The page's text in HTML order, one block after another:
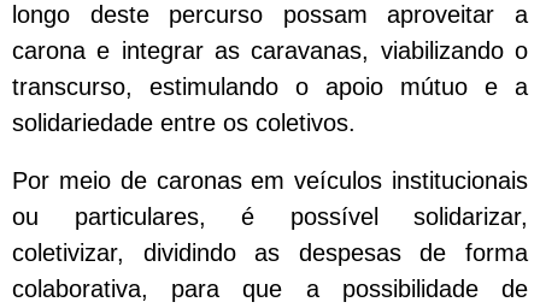
longo deste percurso possam aproveitar a
carona e integrar as caravanas, viabilizando o
transcurso, estimulando o apoio mútuo e a
solidariedade entre os coletivos.
Por meio de caronas em veículos institucionais
ou particulares, é possível solidarizar,
coletivizar, dividindo as despesas de forma
colaborativa, para que a possibilidade de